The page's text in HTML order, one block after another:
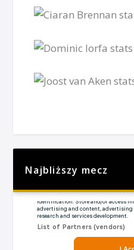
Najbliższy mecz